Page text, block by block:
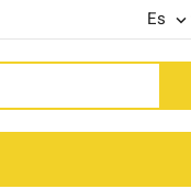
Es 